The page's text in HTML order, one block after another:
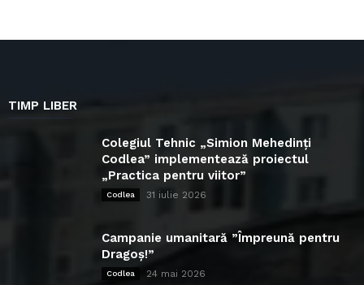
TIMP LIBER
Colegiul Tehnic „Simion Mehedinți
Codlea” implementează proiectul
„Practica pentru viitor”
Codlea 31 iulie 2026
Campanie umanitară ”Împreună pentru
Dragoș!”
Codlea 24 mai 2026